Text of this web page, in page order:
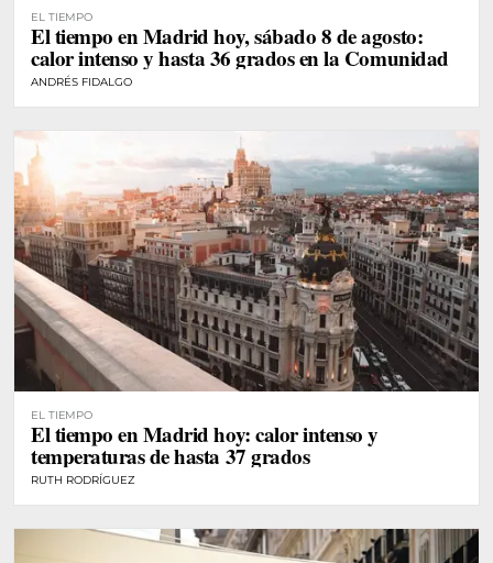
EL TIEMPO
El tiempo en Madrid hoy, sábado 8 de agosto:
calor intenso y hasta 36 grados en la Comunidad
ANDRÉS FIDALGO
EL TIEMPO
El tiempo en Madrid hoy: calor intenso y
temperaturas de hasta 37 grados
RUTH RODRÍGUEZ